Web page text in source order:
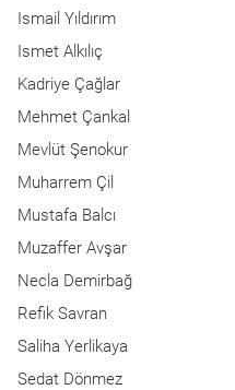
Ismail Yıldırım
Ismet Alkılıç
Kadriye Çağlar
Mehmet Çankal
Mevlüt Şenokur
Muharrem Çil
Mustafa Balcı
Muzaffer Avşar
Necla Demirbağ
Refik Savran
Saliha Yerlikaya
Sedat Dönmez